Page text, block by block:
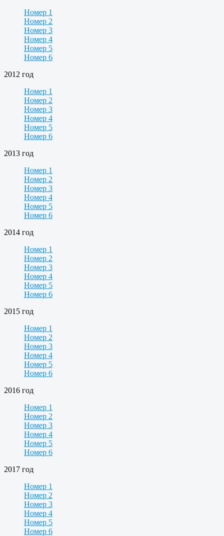
Номер 1
Номер 2
Номер 3
Номер 4
Номер 5
Номер 6
2012 год
Номер 1
Номер 2
Номер 3
Номер 4
Номер 5
Номер 6
2013 год
Номер 1
Номер 2
Номер 3
Номер 4
Номер 5
Номер 6
2014 год
Номер 1
Номер 2
Номер 3
Номер 4
Номер 5
Номер 6
2015 год
Номер 1
Номер 2
Номер 3
Номер 4
Номер 5
Номер 6
2016 год
Номер 1
Номер 2
Номер 3
Номер 4
Номер 5
Номер 6
2017 год
Номер 1
Номер 2
Номер 3
Номер 4
Номер 5
Номер 6